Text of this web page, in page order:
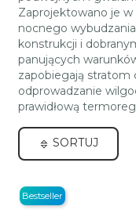
Zaprojektowano je w
nocnego
konstrukcji i
panujących
zapobiegają stratom
odprowadzanie
prawidłową
SORTUJ
Bestseller